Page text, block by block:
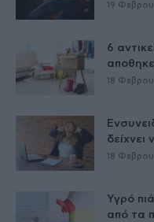
19
6
18
δείχνει
18
Υγρό
από τα